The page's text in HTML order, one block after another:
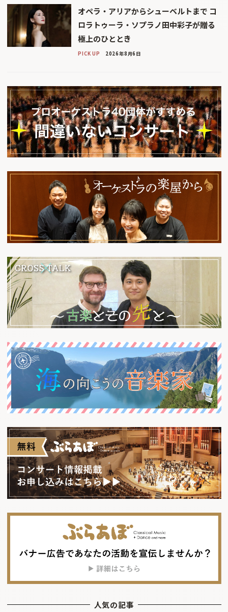
オペラ・アリアからシューベルトまで コ
ロラトゥーラ・ソプラノ田中彩子が贈る
極上のひととき
PICK UP 2026年8月6日
人気の記事